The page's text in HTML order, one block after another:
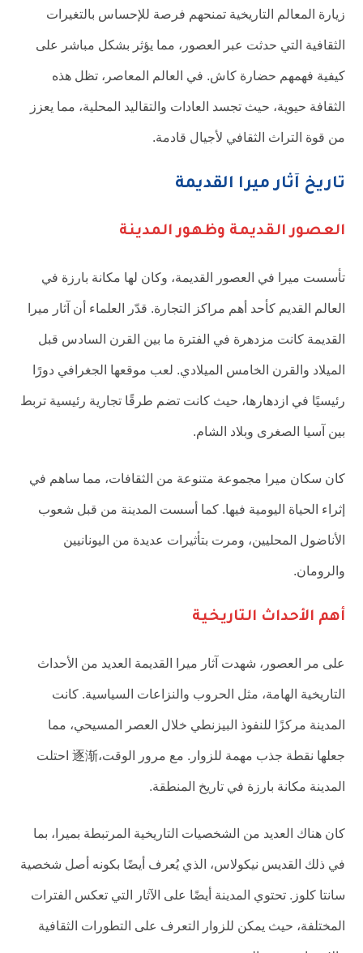
زيارة المعالم التاريخية تمنحهم فرصة للإحساس بالتغيرات
الثقافية التي حدثت عبر العصور، مما يؤثر بشكل مباشر على
كيفية فهمهم حضارة كاش. في العالم المعاصر، تظل هذه
الثقافة حيوية، حيث تجسد العادات والتقاليد المحلية، مما يعزز
من قوة التراث الثقافي لأجيال قادمة.
تاريخ آثار ميرا القديمة
العصور القديمة وظهور المدينة
تأسست ميرا في العصور القديمة، وكان لها مكانة بارزة في
العالم القديم كأحد أهم مراكز التجارة. قدّر العلماء أن آثار ميرا
القديمة كانت مزدهرة في الفترة ما بين القرن السادس قبل
الميلاد والقرن الخامس الميلادي. لعب موقعها الجغرافي دورًا
رئيسيًا في ازدهارها، حيث كانت تضم طرقًا تجارية رئيسية تربط
بين آسيا الصغرى وبلاد الشام.
كان سكان ميرا مجموعة متنوعة من الثقافات، مما ساهم في
إثراء الحياة اليومية فيها. كما أسست المدينة من قبل شعوب
الأناضول المحليين، ومرت بتأثيرات عديدة من اليونانيين
والرومان.
أهم الأحداث التاريخية
على مر العصور، شهدت آثار ميرا القديمة العديد من الأحداث
التاريخية الهامة، مثل الحروب والنزاعات السياسية. كانت
المدينة مركزًا للنفوذ البيزنطي خلال العصر المسيحي، مما
جعلها نقطة جذب مهمة للزوار. مع مرور الوقت،逐渐 احتلت
المدينة مكانة بارزة في تاريخ المنطقة.
كان هناك العديد من الشخصيات التاريخية المرتبطة بميرا، بما
في ذلك القديس نيكولاس، الذي يُعرف أيضًا بكونه أصل شخصية
سانتا كلوز. تحتوي المدينة أيضًا على الآثار التي تعكس الفترات
المختلفة، حيث يمكن للزوار التعرف على التطورات الثقافية